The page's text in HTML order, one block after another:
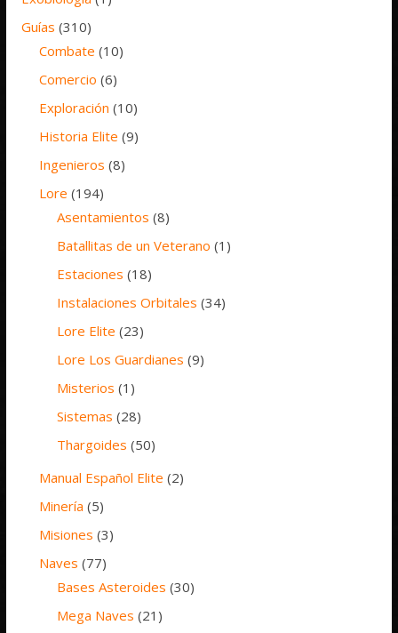
Guías (310)
Combate (10)
Comercio (6)
Exploración (10)
Historia Elite (9)
Ingenieros (8)
Lore (194)
Asentamientos (8)
Batallitas de un Veterano (1)
Estaciones (18)
Instalaciones Orbitales (34)
Lore Elite (23)
Lore Los Guardianes (9)
Misterios (1)
Sistemas (28)
Thargoides (50)
Manual Español Elite (2)
Minería (5)
Misiones (3)
Naves (77)
Bases Asteroides (30)
Mega Naves (21)